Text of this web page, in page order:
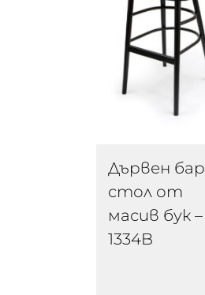
Дървен бар
стол от
масив бук –
1334B